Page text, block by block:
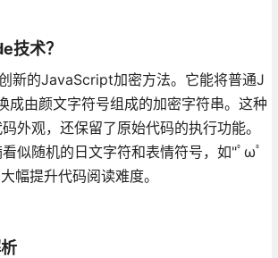
技术？
新的JavaScript加密方法。它能将普通J
成由颜文字符号组成的加密字符串。这种
外观，还保留了原始代码的执行功能。
似随机的日文字符和表情符号，如"ﾟωﾟ
幅提升代码阅读难度。